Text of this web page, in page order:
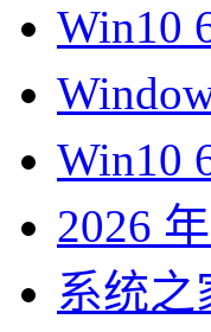
Win10
Win10
2026
系统之